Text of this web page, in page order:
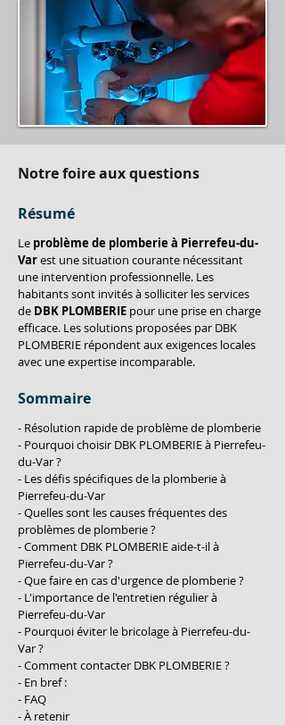
Notre foire aux questions
Résumé
Le problème de plomberie à Pierrefeu-du-
Var est une situation courante nécessitant
une intervention professionnelle. Les
habitants sont invités à solliciter les services
de DBK PLOMBERIE pour une prise en charge
efficace. Les solutions proposées par DBK
PLOMBERIE répondent aux exigences locales
avec une expertise incomparable.
Sommaire
- Résolution rapide de problème de plomberie
- Pourquoi choisir DBK PLOMBERIE à Pierrefeu-
du-Var ?
- Les défis spécifiques de la plomberie à
Pierrefeu-du-Var
- Quelles sont les causes fréquentes des
problèmes de plomberie ?
- Comment DBK PLOMBERIE aide-t-il à
Pierrefeu-du-Var ?
- Que faire en cas d'urgence de plomberie ?
- L'importance de l'entretien régulier à
Pierrefeu-du-Var
- Pourquoi éviter le bricolage à Pierrefeu-du-
Var ?
- Comment contacter DBK PLOMBERIE ?
- En bref :
- FAQ
- À retenir